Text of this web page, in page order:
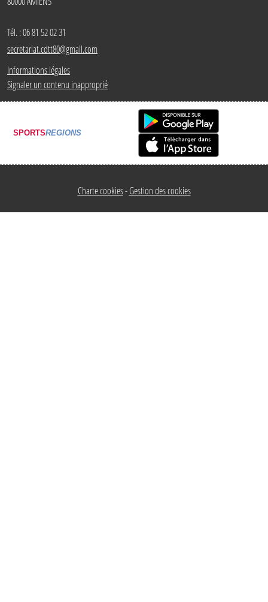
Tél. :06 81 52 02 31
secretariat.cdtt80@gmail.com
Informations légales
Signaler un contenu inapproprié
SPORTSREGIONS
Charte cookies Gestion des cookies